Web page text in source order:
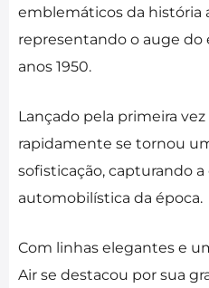
emblemáticos da história
representando o auge do
anos 1950.
Lançado pela primeira vez
rapidamente se tornou
sofisticação, capturando
automobilística da época.
Com linhas elegantes e
Air se destacou por sua